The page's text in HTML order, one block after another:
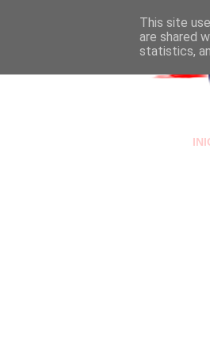
This site
are shared
statistics,